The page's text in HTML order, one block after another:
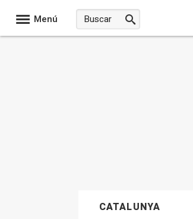
Menú
CATALUNYA